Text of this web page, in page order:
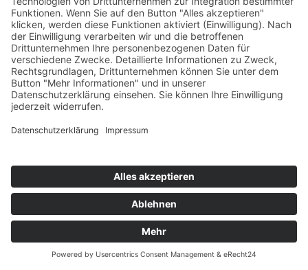
Wir verwenden Spotify, um Inhalte
einzubetten. Dieser Service kann Daten zu
Ihren Aktivitäten sammeln. Bitte lesen Sie
die Details durch und stimmen Sie der
Nutzung des Service zu, um diese Inhalte
anzuzeigen.
powered byUsercentrics Consent
Management Platform&eRecht24
SITZFLEISCH #85 - CHRISTINE VOLLMER BEI
STRAPS UND FLO